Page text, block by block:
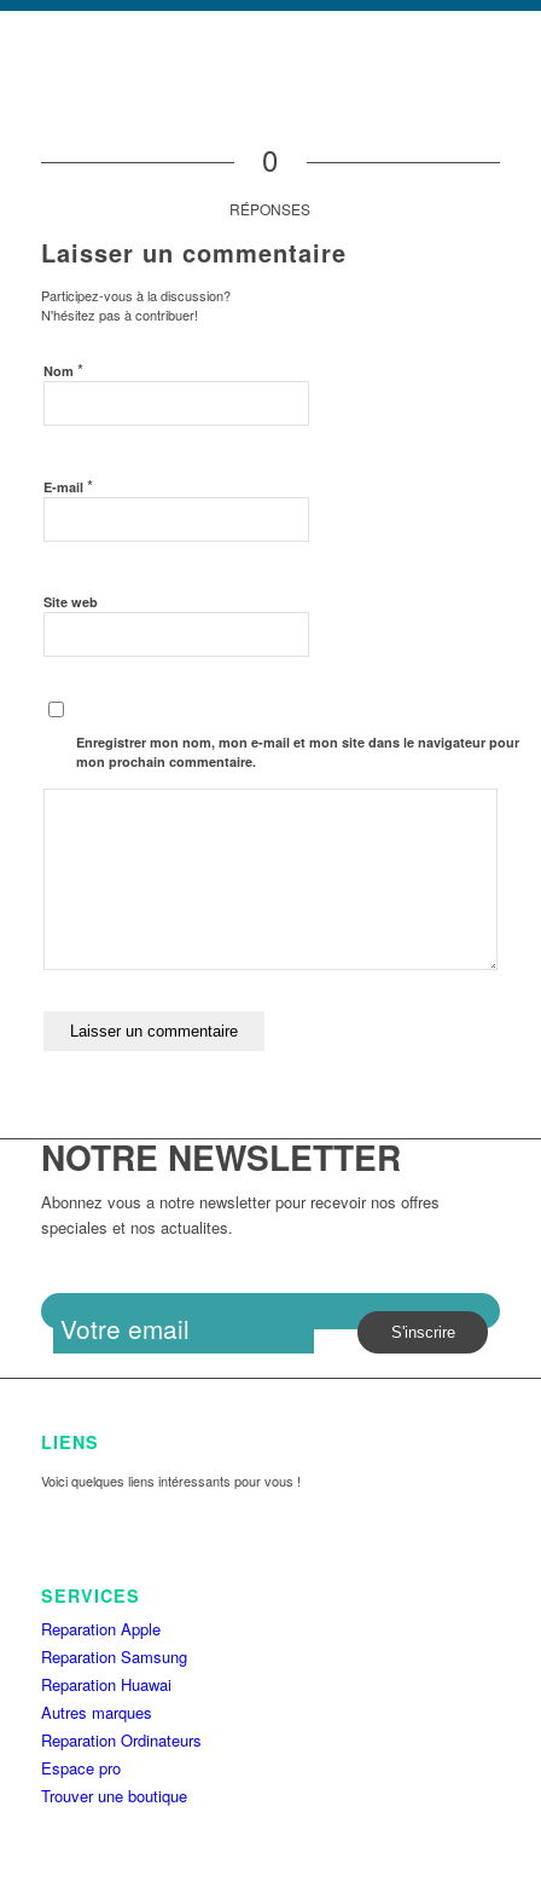
0
RÉPONSES
Laisser un commentaire
Participez-vous à la discussion?
N'hésitez pas à contribuer!
Nom *
E-mail *
Site web
Enregistrer mon nom, mon e-mail et mon site dans le navigateur pour
mon prochain commentaire.
NOTRE NEWSLETTER
Abonnez vous a notre newsletter pour recevoir nos offres
speciales et nos actualites.
LIENS
Voici quelques liens intéressants pour vous !
SERVICES
Reparation Apple
Reparation Samsung
Reparation Huawai
Autres marques
Reparation Ordinateurs
Espace pro
Trouver une boutique